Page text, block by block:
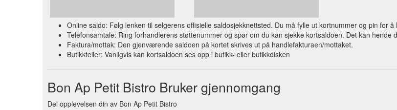
Online saldo: Følg lenken til selgerens offisielle saldosjekknettsted. Du må fylle ut kortnummer og pin for å
Telefonsamtale: Ring forhandlerens støttenummer og spør om du kan sjekke kortsaldoen. Det kan
Faktura/mottak: Den gjenværende saldoen på kortet skrives ut på handlefakturaen/mottaket.
Butikkteller: Vanligvis kan kortsaldoen ses opp i butikk- eller butikkdisken
Bon Ap Petit Bistro Bruker gjennomgang
Del opplevelsen din av Bon Ap Petit Bistro